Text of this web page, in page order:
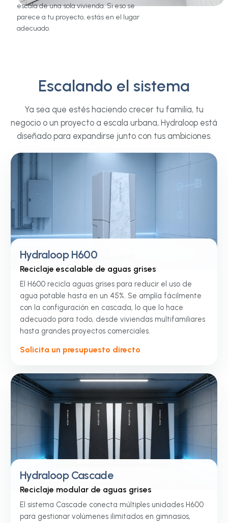
escala de una sola vivienda. Si eso se
parece a tu proyecto, estás en el lugar
adecuado.
Hostelería y recreación
vacacionales, clubes deportivos,
centros de bienestar y espacios de
culto. Cascade reduce
agua potable sin cambiar la
experiencia que esperan tus
huéspedes, socios o visitantes.
Desarrollos
y comerciales
de apartamentos,
estudiantes,
Configurado en
proyecto y escalable
el edificio crece.
Escalando el sistema
Ya sea que estés haciendo crecer tu familia, tu
negocio o un proyecto a escala urbana, Hydraloop está
diseñado para expandirse junto con tus ambiciones.
Hydraloop H600
Reciclaje escalable de aguas grises
El H600 recicla aguas grises para reducir el uso de
agua potable hasta en un 45%. Se amplía fácilmente
con la configuración en cascada, lo que lo hace
adecuado para todo, desde viviendas multifamiliares
hasta grandes proyectos comerciales.
Solicita un presupuesto directo
Hydraloop Cascade
Reciclaje modular de aguas grises
El sistema Cascade conecta múltiples unidades H600
para gestionar volúmenes ilimitados en gimnasios,